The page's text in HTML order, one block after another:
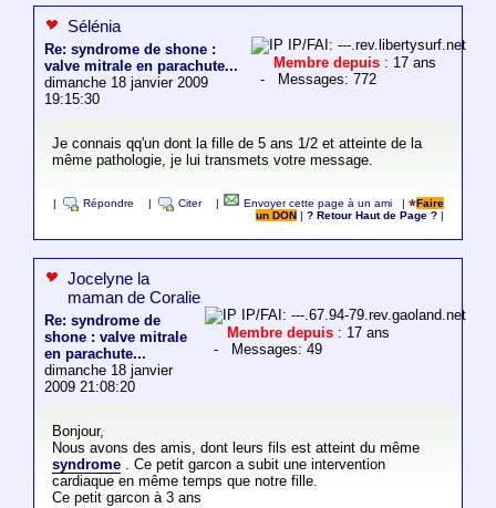
Sélénia
Re: syndrome de shone :
valve mitrale en parachute...
dimanche 18 janvier 2009
19:15:30
IP/FAI: ---.rev.libertysurf.net
Membre depuis : 17 ans
- Messages: 772
Je connais qq'un dont la fille de 5 ans 1/2 et atteinte de la
même pathologie, je lui transmets votre message.
Répondre Citer Envoyer cette page à un ami |
Faire
un DON
|? Retour Haut de Page ?
Jocelyne la
maman de Coralie
Re: syndrome de
shone : valve mitrale
en parachute...
dimanche 18 janvier
2009 21:08:20
IP/FAI: ---.67.94-79.rev.gaoland.net
Membre depuis : 17 ans
- Messages: 49
Bonjour,
Nous avons des amis, dont leurs fils est atteint du même
syndrome. Ce petit garcon a subit une intervention
cardiaque en même temps que notre fille.
Ce petit garcon à 3 ans